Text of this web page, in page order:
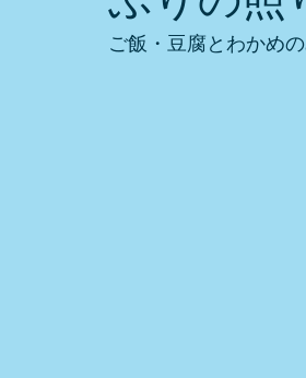
ご飯・豆腐とわかめ